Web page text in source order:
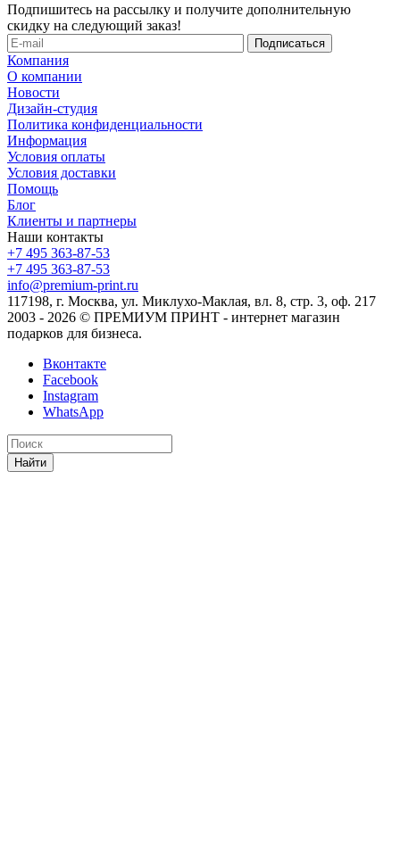
Подпишитесь на рассылку и получите дополнительную
скидку на следующий заказ!
Компания
О компании
Новости
Дизайн-студия
Политика конфиденциальности
Информация
Условия оплаты
Условия доставки
Помощь
Блог
Клиенты и партнеры
Наши контакты
+7 495 363-87-53
+7 495 363-87-53
info@premium-print.ru
117198, г. Москва, ул. Миклухо-Маклая, вл. 8, стр. 3, оф. 217
2003 - 2026 © ПРЕМИУМ ПРИНТ - интернет магазин
подарков для бизнеса.
Вконтакте
Facebook
Instagram
WhatsApp
Найти